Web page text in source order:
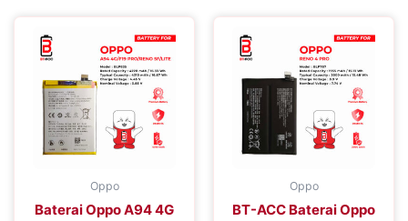
Oppo
Baterai Oppo A94 4G
Oppo
BT-ACC Baterai Oppo